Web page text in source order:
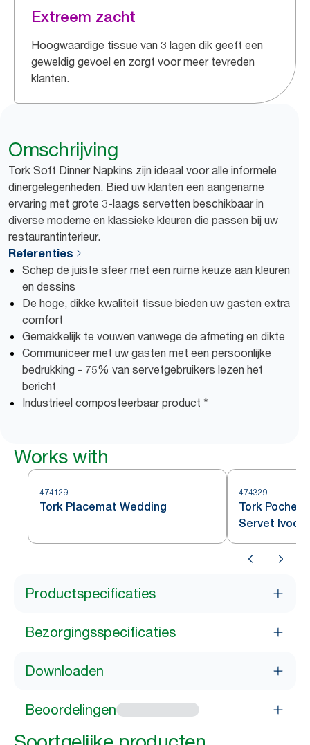
Extreem zacht
Hoogwaardige tissue van 3 lagen dik geeft een
geweldig gevoel en zorgt voor meer tevreden
klanten.
Omschrijving
Tork Soft Dinner Napkins zijn ideaal voor alle informele
dinergelegenheden. Bied uw klanten een aangename
ervaring met grote 3-laags servetten beschikbaar in
diverse moderne en klassieke kleuren die passen bij uw
restaurantinterieur.
Referenties
Schep de juiste sfeer met een ruime keuze aan kleuren
en dessins
De hoge, dikke kwaliteit tissue bieden uw gasten extra
comfort
Gemakkelijk te vouwen vanwege de afmeting en dikte
Communiceer met uw gasten met een persoonlijke
bedrukking - 75% van servetgebruikers lezen het
bericht
Industrieel composteerbaar product *
Works with
474129
Tork Placemat Wedding
474329
Tork
Servet Ivoor
Productspecificaties
Bezorgingsspecificaties
Downloaden
Beoordelingen